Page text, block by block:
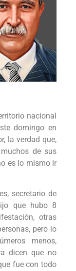
nacional
domingo en
la verdad que,
de sus
es lo mismo ir
secretario de
que hubo 8
otras
pero lo
menos,
dicen que no
fue con todo